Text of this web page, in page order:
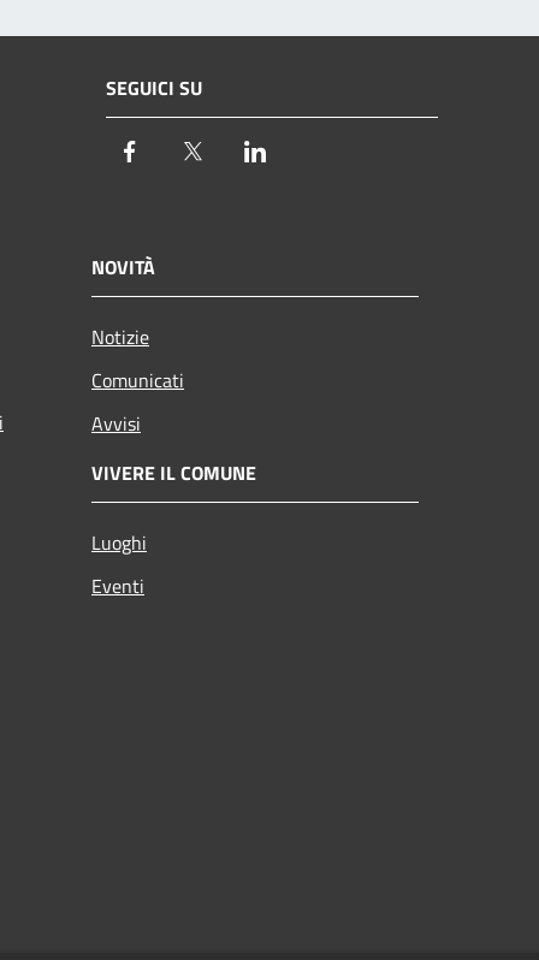
SEGUICI SU
Facebook Twitter
NOVITÀ
Notizie
Comunicati
Avvisi
VIVERE IL COMUNE
Luoghi
Eventi